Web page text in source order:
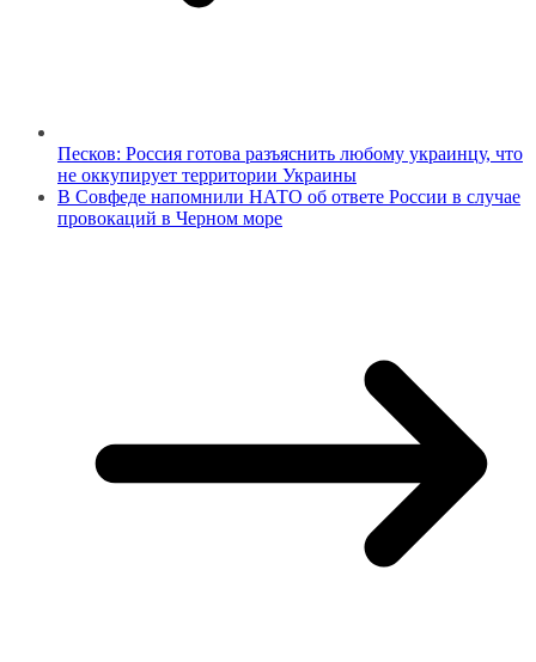
Песков: Россия готова разъяснить любому украинцу, что
не оккупирует территории Украины
В Совфеде напомнили НАТО об ответе России в случае
провокаций в Черном море